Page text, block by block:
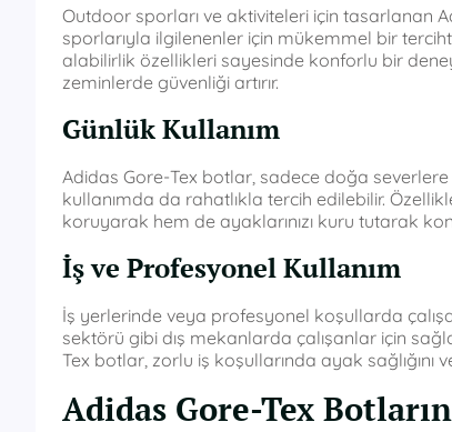
Outdoor sporları ve aktiviteleri için tasarlanan
sporlarıyla ilgilenenler için mükemmel bir
alabilirlik özellikleri sayesinde konforlu bir
zeminlerde güvenliği artırır.
Günlük Kullanım
Adidas Gore-Tex botlar, sadece doğa
kullanımda da rahatlıkla tercih edilebilir.
koruyarak hem de ayaklarınızı kuru tutarak
İş ve Profesyonel Kullanım
İş yerlerinde veya profesyonel koşullarda
sektörü gibi dış mekanlarda çalışanlar için
Tex botlar, zorlu iş koşullarında ayak sağlığını
Adidas Gore-Tex